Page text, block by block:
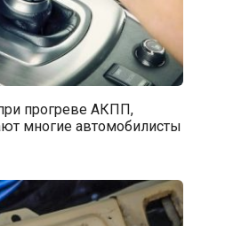
прогреве АКПП,
многие автомобилисты